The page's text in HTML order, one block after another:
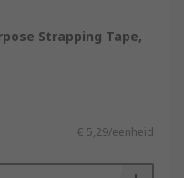
Strapping Tape,
€ 5,29/eenheid